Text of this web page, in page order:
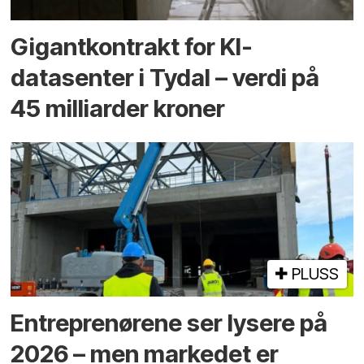
Gigantkontrakt for KI-
datasenter i Tydal – verdi på
45 milliarder kroner
PLUSS
Entreprenørene ser lysere på
2026 – men markedet er